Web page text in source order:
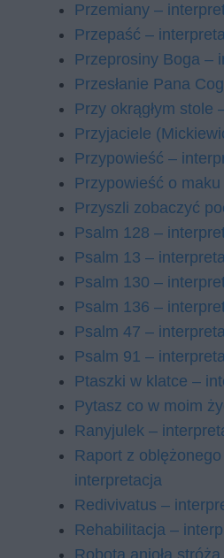
Przemiany –
Przepaść –
Przeprosiny Boga –
Przesłanie Pana
Przy okrągłym stole
Przyjaciele
Przypowieść –
Przypowieść o
Przyszli zobaczyć
Psalm 128 –
Psalm 13 –
Psalm 130 –
Psalm 136 –
Psalm 47 –
Psalm 91 –
Ptaszki w klatce –
Pytasz co w moim
Ranyjulek –
Raport z
interpretacja
Redivivatus –
Rehabilitacja –
Robota anioła